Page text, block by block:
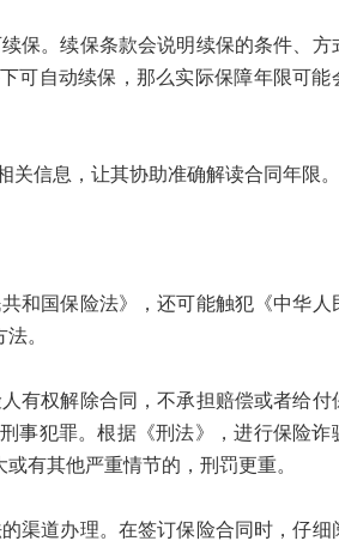
。续保条款会说明续保的条件、方
可自动续保，那么实际保障年限可能
信息，让其协助准确解读合同年限。
国保险法》，还可能触犯《中华人
。
权解除合同，不承担赔偿或者给付
事犯罪。根据《刑法》，进行保险诈
有其他严重情节的，刑罚更重。
道办理。在签订保险合同时，仔细